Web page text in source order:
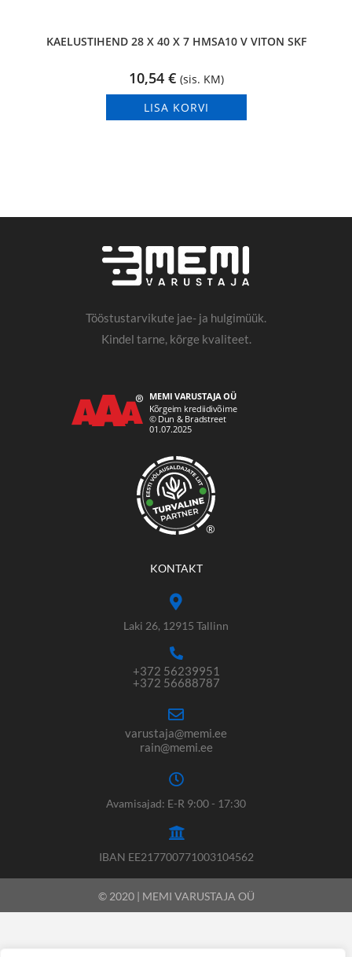
KAELUSTIHEND 28 X 40 X 7 HMSA10 V VITON SKF
10,54 € (sis. KM)
LISA KORVI
Tööstustarvikute jae- ja hulgimüük.
Kindel tarne, kõrge kvaliteet.
®
KONTAKT
Laki 26, 12915 Tallinn
+372 56239951
+372 56688787
varustaja@memi.ee
rain@memi.ee
Avamisajad: E-R 9:00 - 17:30
IBAN EE217700771003104562
© 2020 | MEMI VARUSTAJA OÜ